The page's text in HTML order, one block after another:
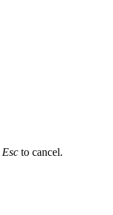
Esc to cancel.